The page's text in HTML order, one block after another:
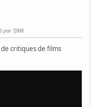
par TJMK
critiques de films